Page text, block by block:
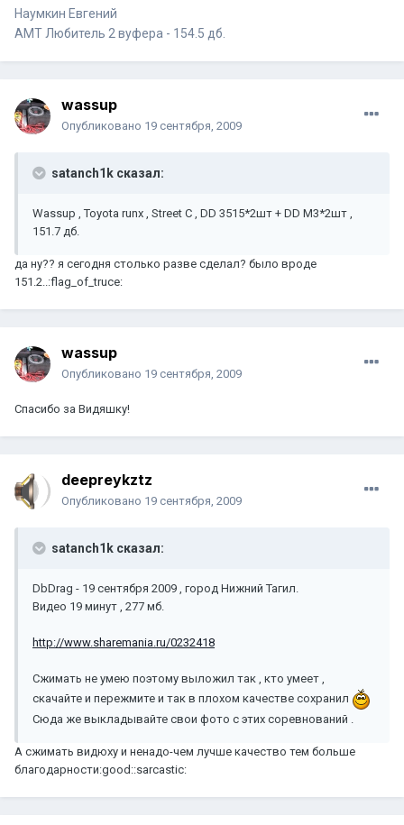
Наумкин Евгений
АМТ Любитель 2 вуфера - 154.5 дб.
wassup
Опубликовано 19 сентября, 2009
satanch1k сказал:
Wassup , Toyota runx , Street C , DD 3515*2шт + DD M3*2шт ,
151.7 дб.
да ну?? я сегодня столько разве сделал? было вроде
151.2..:flag_of_truce:
wassup
Опубликовано 19 сентября, 2009
Спасибо за Видяшку!
deepreykztz
Опубликовано 19 сентября, 2009
satanch1k сказал:
DbDrag - 19 сентября 2009 , город Нижний Тагил.
Видео 19 минут , 277 мб.
http://www.sharemania.ru/0232418
Сжимать не умею поэтому выложил так , кто умеет ,
скачайте и пережмите и так в плохом качестве сохранил
Сюда же выкладывайте свои фото с этих соревнований .
А сжимать видюху и ненадо-чем лучше качество тем больше
благодарности:good::sarcastic: